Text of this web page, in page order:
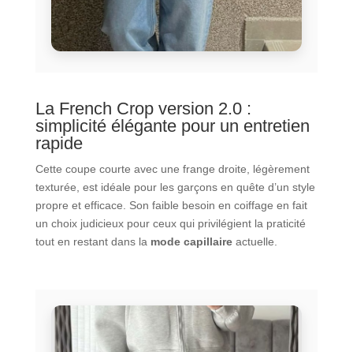
La French Crop version 2.0 :
simplicité élégante pour un entretien
rapide
Cette coupe courte avec une frange droite, légèrement
texturée, est idéale pour les garçons en quête d’un style
propre et efficace. Son faible besoin en coiffage en fait
un choix judicieux pour ceux qui privilégient la praticité
tout en restant dans la mode capillaireactuelle.